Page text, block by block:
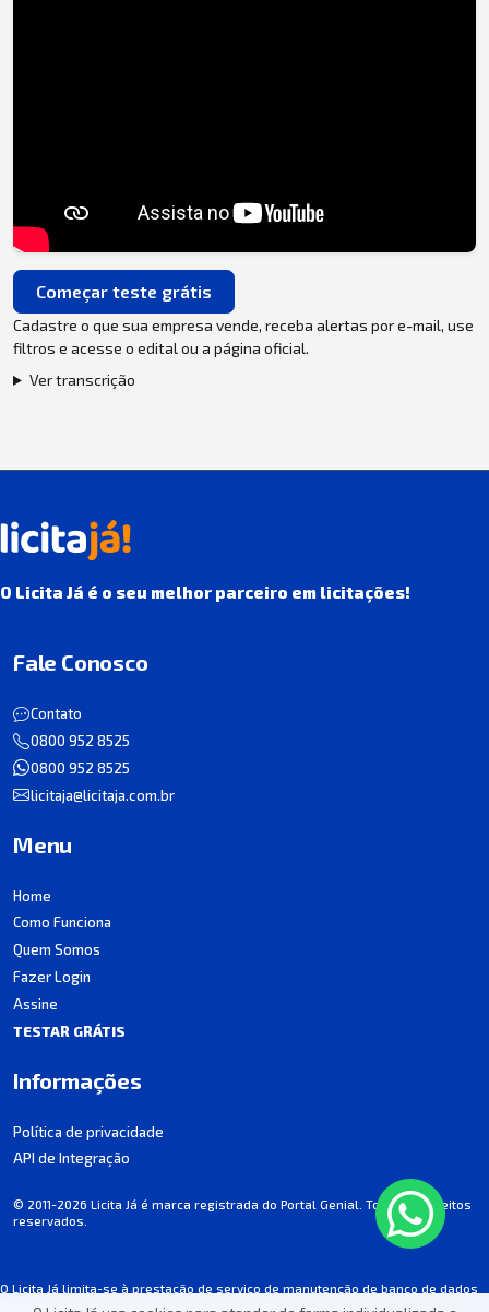
Começar teste grátis
Cadastre o que sua empresa vende, receba alertas por e-mail, use
filtros e acesse o edital ou a página oficial.
Ver transcrição
O Licita Já é o seu melhor parceiro em licitações!
O Licita Já limita-se à prestação de serviço de manutenção de banco de dados
de licitações, não participando dos processos.
Fale Conosco
Contato
0800 952 8525
0800 952 8525
licitaja@licitaja.com.br
Menu
Home
Como Funciona
Quem Somos
Fazer Login
Assine
TESTAR GRÁTIS
Informações
Política de privacidade
API de Integração
© 2011-2026 Licita Já é marca registrada do Portal Genial. Todos os direitos
reservados.